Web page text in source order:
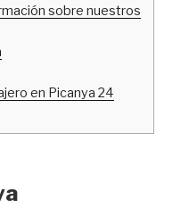
sobre nuestros
en Picanya 24